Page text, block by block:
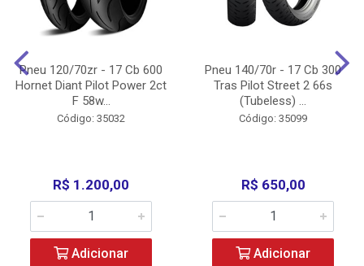
Pneu 120/70zr - 17 Cb 600
Hornet Diant Pilot Power 2ct
F 58w...
Código: 35032
R$ 1.200,00
Adicionar
Pneu 140/70r - 17 Cb 300
Tras Pilot Street 2 66s
(Tubeless) ...
Código: 35099
R$ 650,00
Adicionar